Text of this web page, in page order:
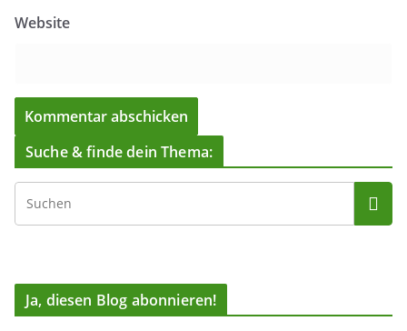
Website
Suche & finde dein Thema:
Ja, diesen Blog abonnieren!